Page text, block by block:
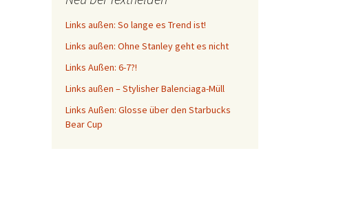
Links außen: So lange es Trend ist!
Links außen: Ohne Stanley geht es nicht
Links Außen: 6-7?!
Links außen – Stylisher Balenciaga-Müll
Links Außen: Glosse über den Starbucks
Bear Cup